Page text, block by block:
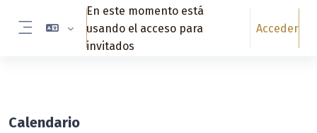
Salta al contenido principal
Panel lateral
En este momento está
usando el acceso para
invitados
Acceder
Calendario